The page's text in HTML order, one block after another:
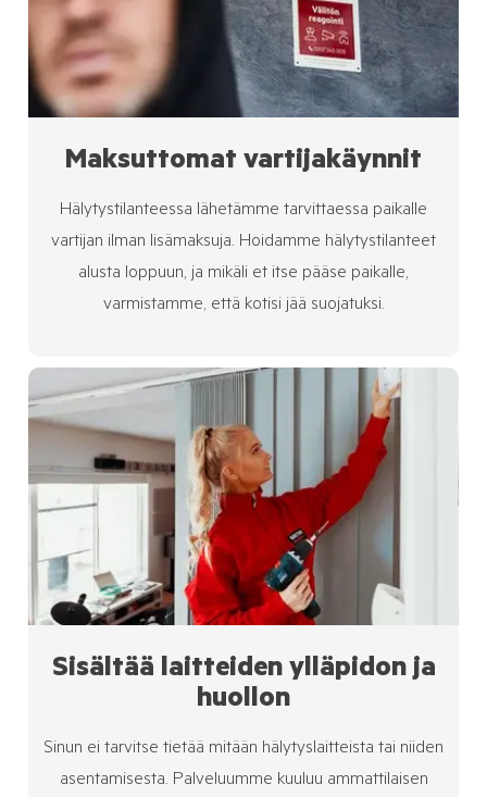
Maksuttomat vartijakäynnit
Hälytystilanteessa lähetämme tarvittaessa paikalle
vartijan ilman lisämaksuja. Hoidamme hälytystilanteet
alusta loppuun, ja mikäli et itse pääse paikalle,
varmistamme, että kotisi jää suojatuksi.
Sisältää laitteiden ylläpidon ja
huollon
Sinun ei tarvitse tietää mitään hälytyslaitteista tai niiden
asentamisesta. Palveluumme kuuluu ammattilaisen